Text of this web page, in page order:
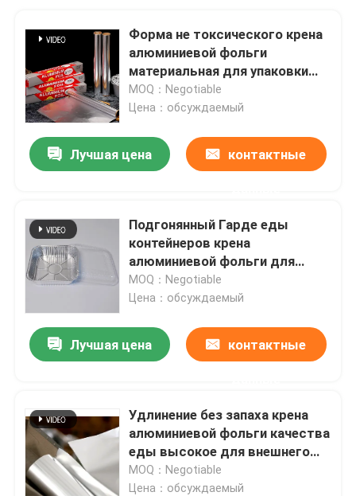
Форма не токсического крена
алюминиевой фольги
материальная для упаковки
еды снаружи
MOQ：Negotiable
Цена：обсуждаемый
Лучшая цена контактные
Подгонянный Гарде еды
контейнеров крена
алюминиевой фольги для
упаковки
MOQ：Negotiable
Цена：обсуждаемый
Лучшая цена контактные
Удлинение без запаха крена
алюминиевой фольги качества
еды высокое для внешнего
общественного питания
MOQ：Negotiable
Цена：обсуждаемый